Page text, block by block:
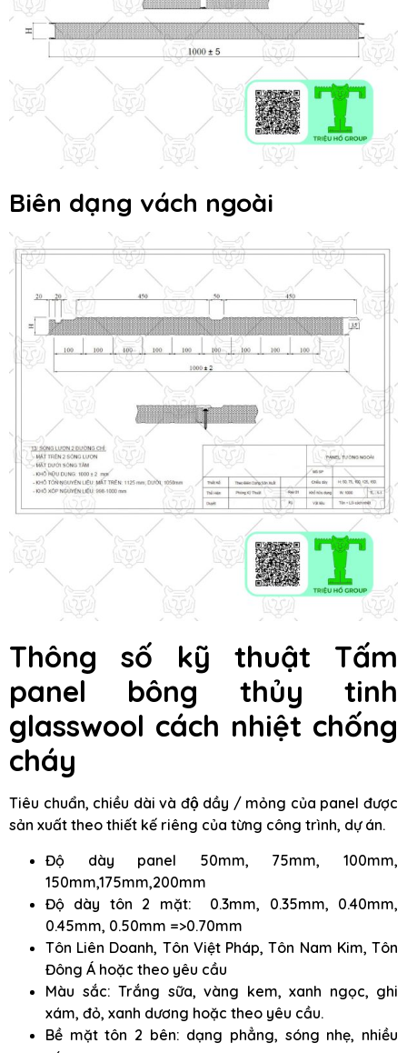
Biên dạng vách ngoài
Thông số kỹ thuật Tấm
panel bông thủy tinh
glasswool cách nhiệt chống
cháy
Tiêu chuẩn, chiều dài và độ dầy / mỏng của panel được
sản xuất theo thiết kế riêng của từng công trình, dự án.
Độ dày panel 50mm, 75mm, 100mm,
150mm,175mm,200mm
Độ dày tôn 2 mặt: 0.3mm, 0.35mm, 0.40mm,
0.45mm, 0.50mm =>0.70mm
Tôn Liên Doanh, Tôn Việt Pháp, Tôn Nam Kim, Tôn
Đông Á hoặc theo yêu cầu
Màu sắc: Trắng sữa, vàng kem, xanh ngọc, ghi
xám, đỏ, xanh dương hoặc theo yêu cầu.
Bề mặt tôn 2 bên: dạng phẳng, sóng nhẹ, nhiều